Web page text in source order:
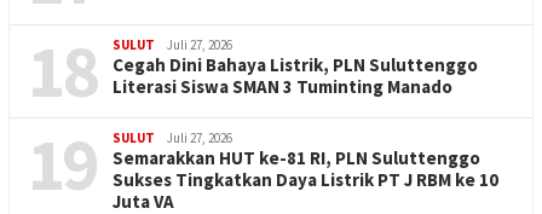
18 SULUT Juli 27, 2026
Cegah Dini Bahaya Listrik, PLN Suluttenggo
Literasi Siswa SMAN 3 Tuminting Manado
19 SULUT Juli 27, 2026
Semarakkan HUT ke-81 RI, PLN Suluttenggo
Sukses Tingkatkan Daya Listrik PT J RBM ke 10
Juta VA